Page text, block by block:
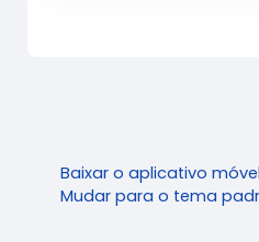
Baixar o aplicativo
Mudar para o tema